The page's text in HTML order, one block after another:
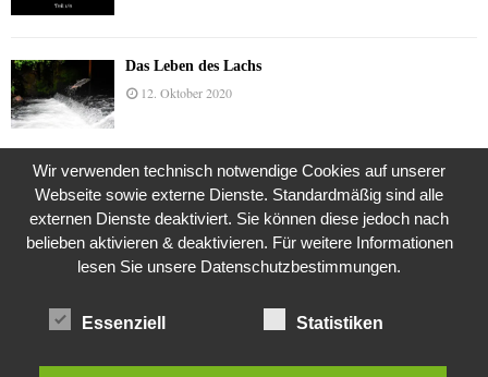
Das Leben des Lachs
12. Oktober 2020
Die Geschichte der Kubushäuser
9. Juli 2018
24. November 2015
Wir verwenden technisch notwendige Cookies auf unserer
Webseite sowie externe Dienste. Standardmäßig sind alle
externen Dienste deaktiviert. Sie können diese jedoch nach
belieben aktivieren & deaktivieren. Für weitere Informationen
lesen Sie unsere Datenschutzbestimmungen.
Essenziell Statistiken